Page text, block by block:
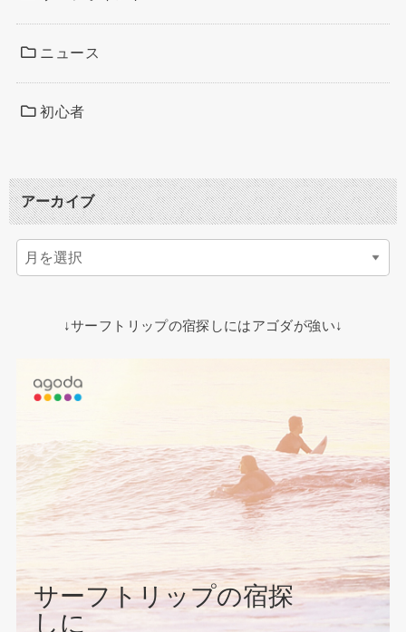
ニュース
初心者
アーカイブ
↓サーフトリップの宿探しにはアゴダが強い↓